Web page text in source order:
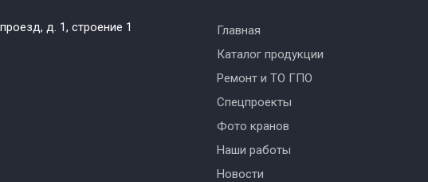
д. 1, строение 1
Главная
Каталог продукции
Ремонт и ТО ГПО
Спецпроекты
Фото кранов
Наши работы
Новости